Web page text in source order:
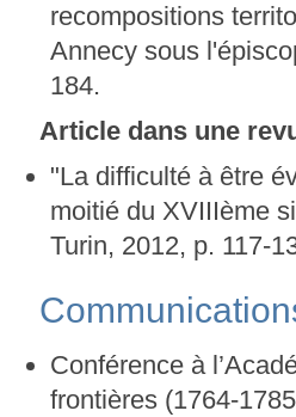
recompositions
Annecy sous
184.
Article dans une
"La difficulté à être
moitié du XVIIIème
Turin, 2012, p. 117-
Conférence à
frontières (1764-